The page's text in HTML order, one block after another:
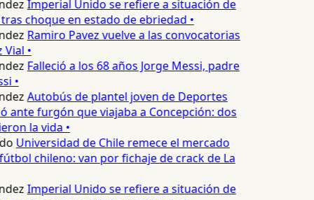
Imperial Unido se refiere a situación de
choque en estado de ebriedad •
Ramiro Pavez vuelve a las convocatorias
•
Falleció a los 68 años Jorge Messi, padre
•
Autobús de plantel joven de Deportes
ante furgón que viajaba a Concepción: dos
la vida •
Universidad de Chile remece el mercado
chileno: van por fichaje de crack de La
Imperial Unido se refiere a situación de